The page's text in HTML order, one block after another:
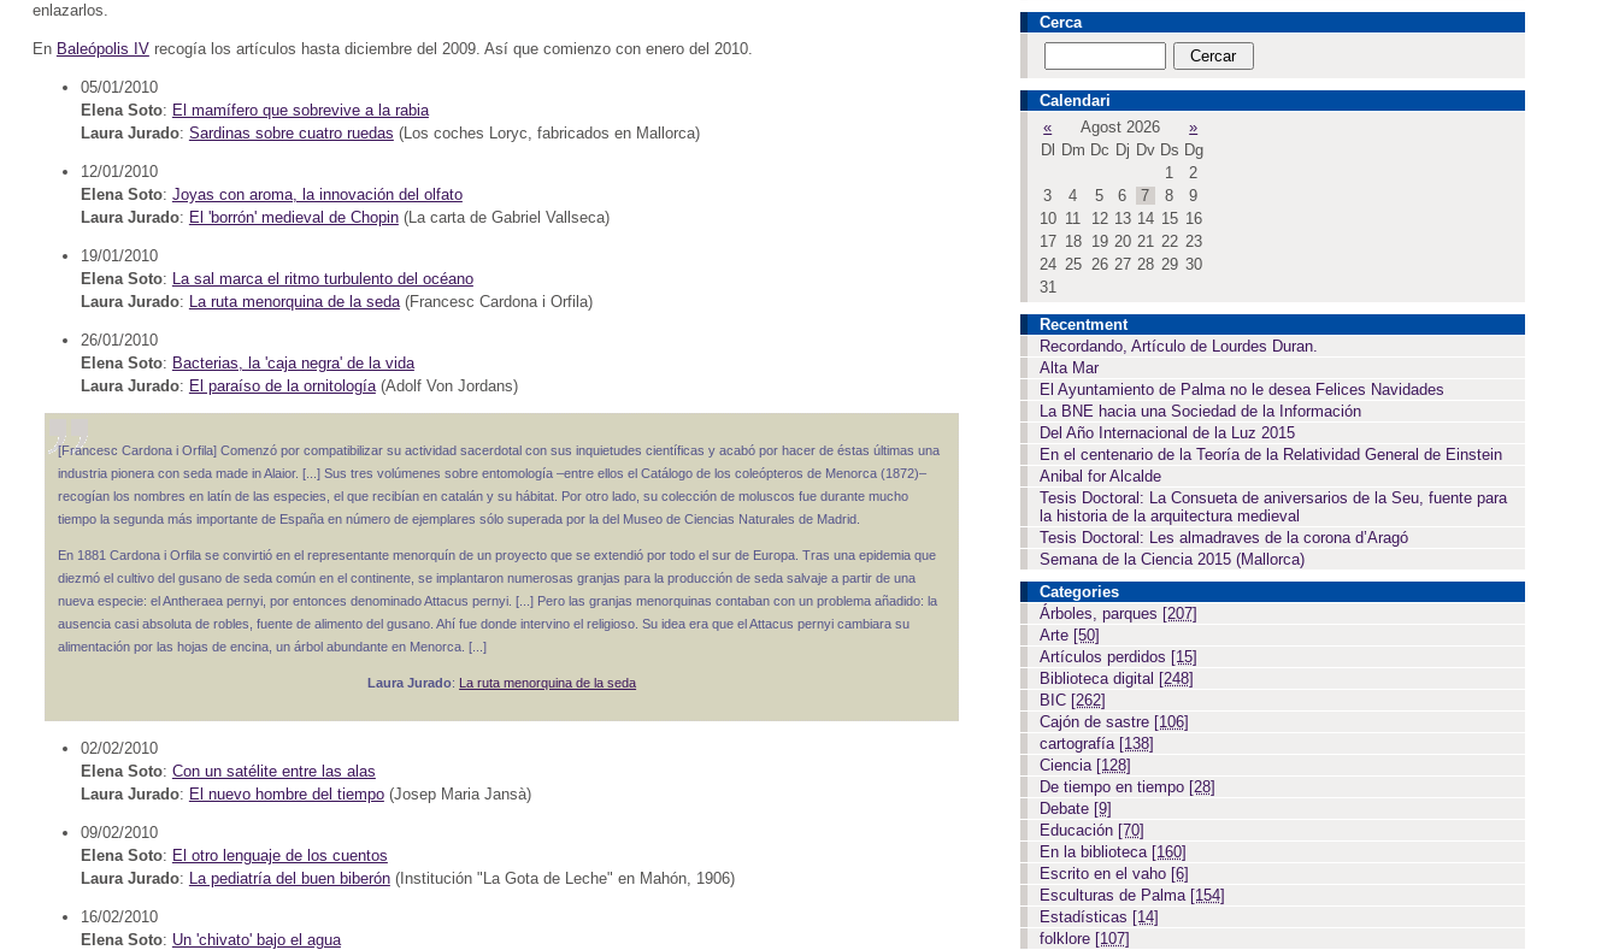
enlazarlos.
En Baleópolis IVrecogía los artículos hasta diciembre del 2009. Así que comienzo con enero del 2010.
05/01/2010
Elena Soto: El mamífero que sobrevive a la rabia
Laura Jurado: Sardinas sobre cuatro ruedas (Los coches Loryc, fabricados en Mallorca)
12/01/2010
Elena Soto: Joyas con aroma, la innovación del olfato
Laura Jurado: El 'borrón' medieval de Chopin(La carta de Gabriel Vallseca)
19/01/2010
Elena Soto: La sal marca el ritmo turbulento del océano
Laura Jurado: La ruta menorquina de la seda(Francesc Cardona i Orfila)
26/01/2010
Elena Soto: Bacterias, la 'caja negra' de la vida
Laura Jurado: El paraíso de la ornitología(Adolf Von Jordans)
[Francesc Cardona i Orfila] Comenzó por compatibilizar su actividad sacerdotal con sus inquietudes científicas y acabó por hacer de éstas últimas una
industria pionera con seda made in Alaior. [...] Sus tres volúmenes sobre entomología –entre ellos el Catálogo de los coleópteros de Menorca (1872)–
recogían los nombres en latín de las especies, el que recibían en catalán y su hábitat. Por otro lado, su colección de moluscos fue durante mucho
tiempo la segunda más importante de España en número de ejemplares sólo superada por la del Museo de Ciencias Naturales de Madrid.
En 1881 Cardona i Orfila se convirtió en el representante menorquín de un proyecto que se extendió por todo el sur de Europa. Tras una epidemia que
diezmó el cultivo del gusano de seda común en el continente, se implantaron numerosas granjas para la producción de seda salvaje a partir de una
nueva especie: el Antheraea pernyi, por entonces denominado Attacus pernyi. [...] Pero las granjas menorquinas contaban con un problema añadido: la
ausencia casi absoluta de robles, fuente de alimento del gusano. Ahí fue donde intervino el religioso. Su idea era que el Attacus pernyi cambiara su
alimentación por las hojas de encina, un árbol abundante en Menorca. [...]
Laura Jurado: La ruta menorquina de la seda
02/02/2010
Elena Soto: Con un satélite entre las alas
Laura Jurado: El nuevo hombre del tiempo(Josep Maria Jansà)
09/02/2010
Elena Soto: El otro lenguaje de los cuentos
Laura Jurado: La pediatría del buen biberón(Institución "La Gota de Leche" en Mahón, 1906)
16/02/2010
Elena Soto: Un 'chivato' bajo el agua
Cerca
Calendari
«
Agost 2026
»
Dl
Dm Dc Dj Dv Ds Dg
1
2
3
4 5 6 7 8
9
10 11 12 13 14 15 16
17 18 19 20 21 22 23
24 25 26 27 28 29 30
31
Recentment
Recordando, Artículo de Lourdes Duran.
Alta Mar
El Ayuntamiento de Palma no le desea Felices Navidades
La BNE hacia una Sociedad de la Información
Del Año Internacional de la Luz 2015
En el centenario de la Teoría de la Relatividad General de Einstein
Anibal for Alcalde
Tesis Doctoral: La Consueta de aniversarios de la Seu, fuente para
la historia de la arquitectura medieval
Tesis Doctoral: Les almadraves de la corona d’Aragó
Semana de la Ciencia 2015 (Mallorca)
Categories
Árboles, parques [207]
Arte [50]
Artículos perdidos [15]
Biblioteca digital [248]
BIC [262]
Cajón de sastre [106]
cartografía [138]
Ciencia [128]
De tiempo en tiempo [28]
Debate [9]
Educación [70]
En la biblioteca [160]
Escrito en el vaho [6]
Esculturas de Palma [154]
Estadísticas [14]
folklore [107]